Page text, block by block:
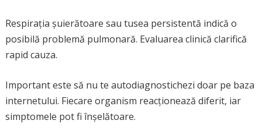
Respirația șuierătoare sau tusea persistentă indică o
posibilă problemă pulmonară. Evaluarea clinică clarifică
rapid cauza.
Important este să nu te autodiagnostichezi doar pe baza
internetului. Fiecare organism reacționează diferit, iar
simptomele pot fi înșelătoare.